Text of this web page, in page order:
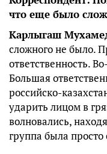
что еще было
Карлыгаш
сложного не было.
ответственность.
Большая
российско-
ударить лицом в
волновались,
группа была просто